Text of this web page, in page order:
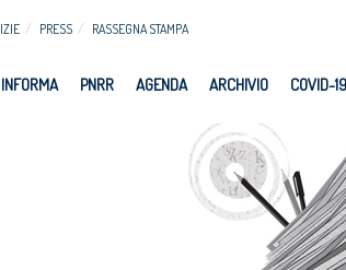
PRESS RASSEGNA STAMPA
PNRR AGENDA ARCHIVIO COVID-19